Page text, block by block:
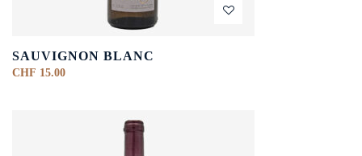
SAUVIGNON BLANC
CHF 15.00